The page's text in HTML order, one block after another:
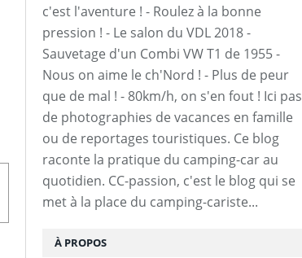
c'est l'aventure ! - Roulez à la bonne
pression ! - Le salon du VDL 2018 -
Sauvetage d'un Combi VW T1 de 1955 -
Nous on aime le ch'Nord ! - Plus de peur
que de mal ! - 80km/h, on s'en fout ! Ici pas
de photographies de vacances en famille
ou de reportages touristiques. Ce blog
raconte la pratique du camping-car au
quotidien. CC-passion, c'est le blog qui se
met à la place du camping-cariste...
À PROPOS